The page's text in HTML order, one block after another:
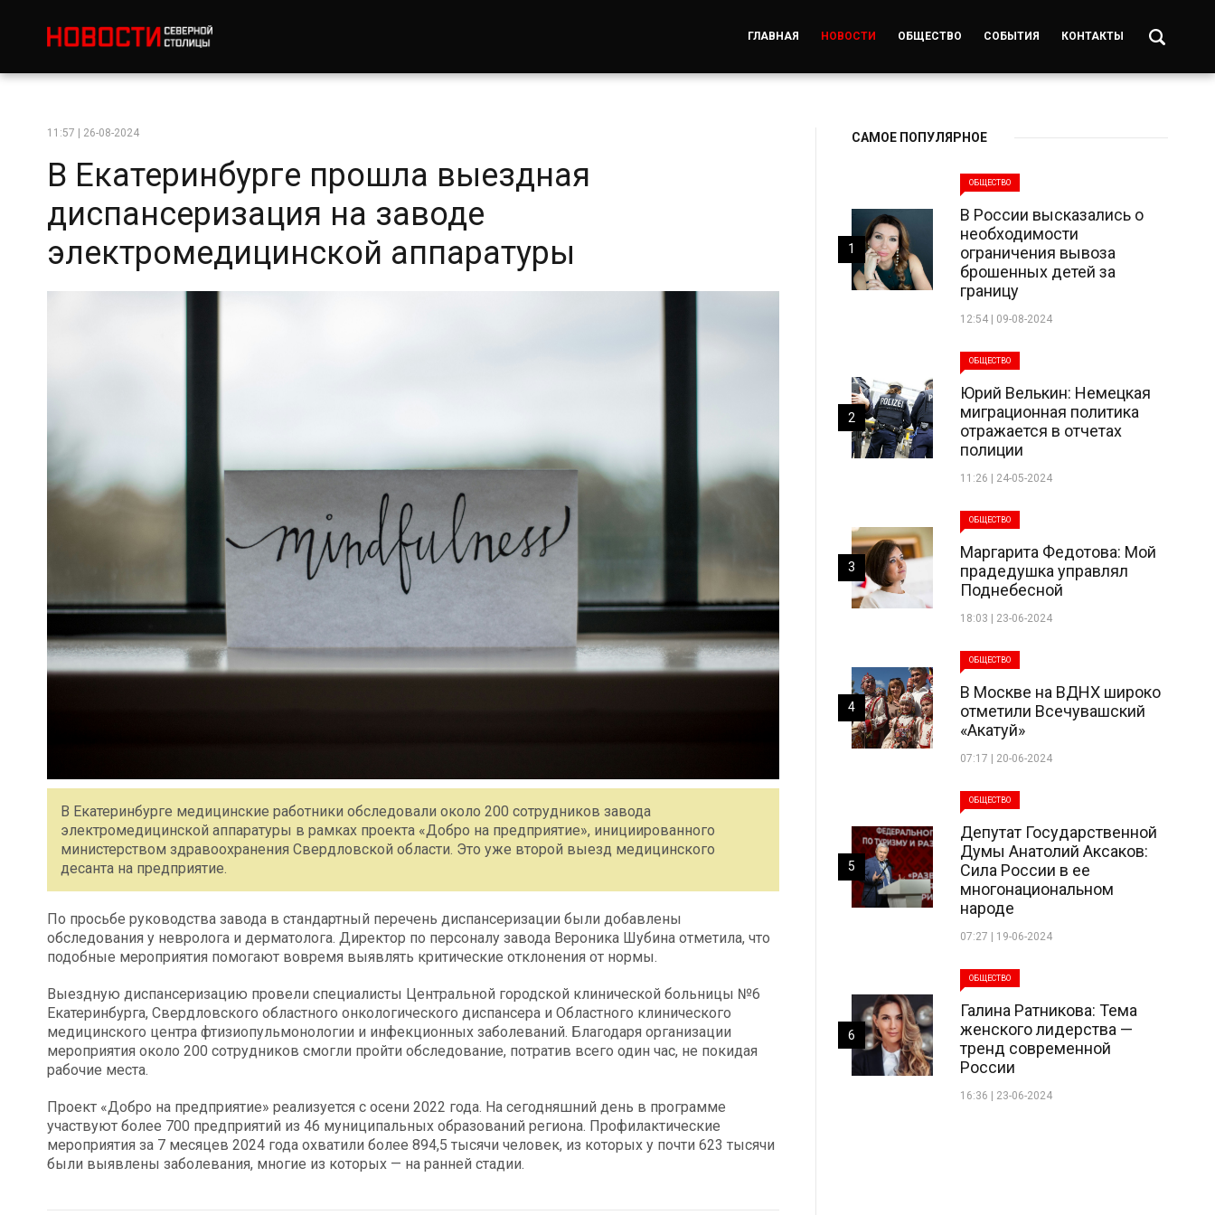
ГЛАВНАЯ НОВОСТИ ОБЩЕСТВО СОБЫТИЯ КОНТАКТЫ
11:57 | 26-08-2024
В Екатеринбурге прошла выездная
диспансеризация на заводе
электромедицинской аппаратуры
В Екатеринбургe медицинские работники обследовали около 200 сотрудников завода
электромедицинской аппаратуры в рамках проекта «Добро на предприятие», инициированного
министерством здравоохранения Свердловской области. Это уже второй выезд медицинского
десанта на предприятие.
По просьбе руководства завода в стандартный перечень диспансеризации были добавлены
обследования у невролога и дерматолога. Директор по персоналу завода Вероника Шубина отметила, что
подобные мероприятия помогают вовремя выявлять критические отклонения от нормы.
Выездную диспансеризацию провели специалисты Центральной городской клинической больницы №6
Екатеринбурга, Свердловского областного онкологического диспансера и Областного клинического
медицинского центра фтизиопульмонологии и инфекционных заболеваний. Благодаря организации
мероприятия около 200 сотрудников смогли пройти обследование, потратив всего один час, не покидая
рабочие места.
Проект «Добро на предприятие» реализуется с осени 2022 года. На сегодняшний день в программе
участвуют более 700 предприятий из 46 муниципальных образований региона. Профилактические
мероприятия за 7 месяцев 2024 года охватили более 894,5 тысячи человек, из которых у почти 623 тысячи
были выявлены заболевания, многие из которых — на ранней стадии.
САМОЕ ПОПУЛЯРНОЕ
ОБЩЕСТВО
В России высказались о
необходимости
ограничения вывоза
брошенных детей за
границу
12:54 | 09-08-2024
1
ОБЩЕСТВО
Юрий Велькин: Немецкая
миграционная политика
отражается в отчетах
полиции
11:26 | 24-05-2024
2
ОБЩЕСТВО
Маргарита Федотова: Мой
прадедушка управлял
Поднебесной
18:03 | 23-06-2024
3
ОБЩЕСТВО
В Москве на ВДНХ широко
отметили Всечувашский
«Акатуй»
07:17 | 20-06-2024
4
ОБЩЕСТВО
Депутат Государственной
Думы Анатолий Аксаков:
Сила России в ее
многонациональном
народе
07:27 | 19-06-2024
5
ОБЩЕСТВО
Галина Ратникова: Тема
женского лидерства —
тренд современной
России
16:36 | 23-06-2024
6